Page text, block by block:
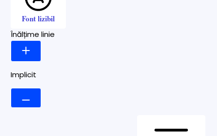
Font lizibil
Înălțime linie
Implicit